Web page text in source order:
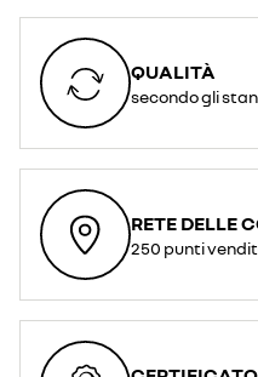
QUALITÀ
secondo gli
RETE DELLE
250 punti